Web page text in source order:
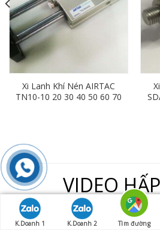
Xi Lanh Khí Nén AIRTAC
TN10-10 20 30 40 50 60 70
VIDEO
K.Doanh 1 K.Doanh 2 Tìm đường